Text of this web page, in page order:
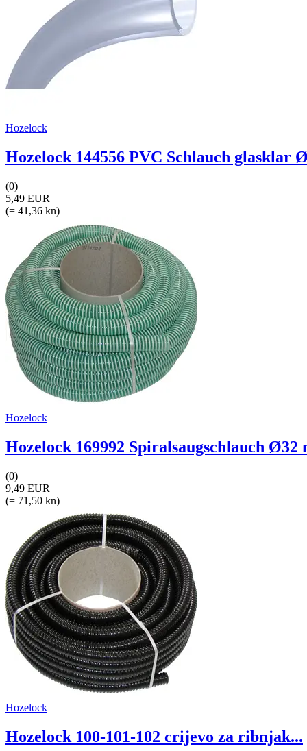
Hozelock
Hozelock 144556 PVC Schlauch glasklar
(0)
5,49 EUR
(= 41,36 kn)
Hozelock
Hozelock 169992 Spiralsaugschlauch Ø32
(0)
9,49 EUR
(= 71,50 kn)
Hozelock
Hozelock 100-101-102 crijevo za ribnjak...